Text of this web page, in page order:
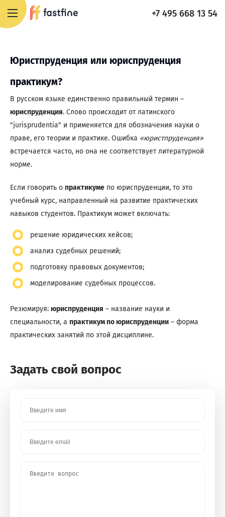
+7 495 668 13 54
Юристпруденция или юриспруденция
практикум?
В русском языке единственно правильный термин –
юриспруденция. Слово происходит от латинского
"jurisprudentia" и применяется для обозначения науки о
праве, его теории и практике. Ошибка «юристпруденция»
встречается часто, но она не соответствует литературной
норме.
Если говорить о практикуме по юриспруденции, то это
учебный курс, направленный на развитие практических
навыков студентов. Практикум может включать:
решение юридических кейсов;
анализ судебных решений;
подготовку правовых документов;
моделирование судебных процессов.
Резюмируя: юриспруденция – название науки и
специальности, а практикум по юриспруденции – форма
практических занятий по этой дисциплине.
Задать свой вопрос